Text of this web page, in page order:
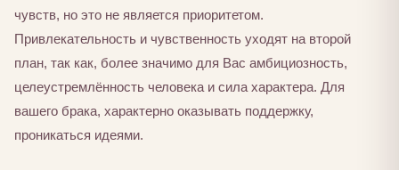
чувств, но это не является приоритетом.
Привлекательность и чувственность уходят на второй
план, так как, более значимо для Вас амбициозность,
целеустремлённость человека и сила характера. Для
вашего брака, характерно оказывать поддержку,
проникаться идеями.